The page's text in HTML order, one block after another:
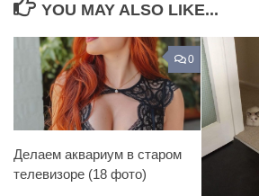
YOU MAY ALSO LIKE...
0
Делаем аквариум в старом
телевизоре (18 фото)